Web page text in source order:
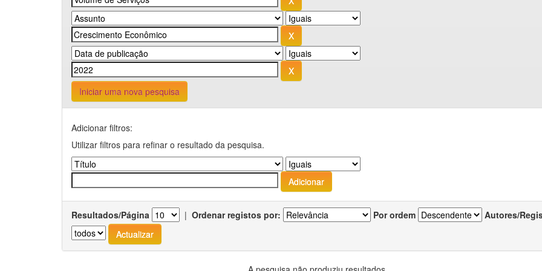
Iniciar uma nova pesquisa
Adicionar filtros:
Utilizar filtros para refinar o resultado da pesquisa.
Resultados/Página | Ordenar registos por: Por ordem Autores/